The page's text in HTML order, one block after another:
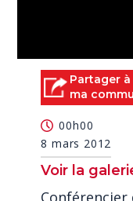
seconds
seconds
Partager à
ma
00h00
8 mars 2012
Voir la
Conférencier